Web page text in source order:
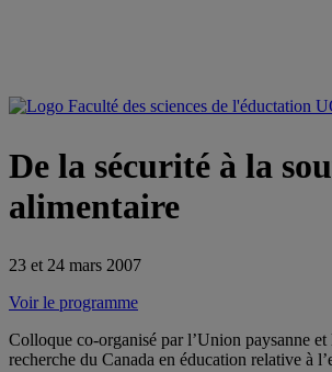
De la sécurité à la
alimentaire
23 et 24 mars 2007
Voir le programme
Colloque co-organisé par l’Union paysanne et
recherche du Canada en éducation relative à